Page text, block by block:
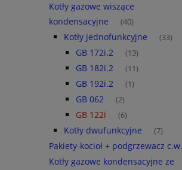
Kotły gazowe wiszące
kondensacyjne
(40)
Kotły jednofunkcyjne (33)
GB 172i.2 (13)
GB 182i.2 (11)
GB 192i.2 (1)
GB 062 (2)
GB 122i (6)
Kotły dwufunkcyjne (7)
Pakiety-kocioł + podgrzewacz
Kotły gazowe kondensacyjne ze